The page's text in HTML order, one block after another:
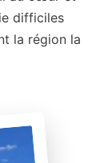
difficiles
la région la